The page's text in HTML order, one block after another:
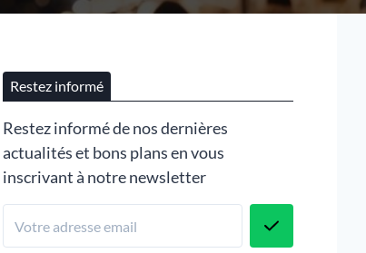
Restez informé
Restez informé de nos dernières
actualités et bons plans en vous
inscrivant à notre newsletter